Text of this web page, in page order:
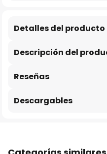
Descripción del
Detalles del producto
Reseñas
Descargables